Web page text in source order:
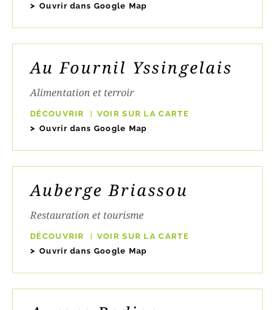
Ouvrir dans Google Map
Au Fournil Yssingelais
Alimentation et terroir
DÉCOUVRIR
VOIR SUR LA CARTE
Ouvrir dans Google Map
Auberge Briassou
Restauration et tourisme
DÉCOUVRIR
VOIR SUR LA CARTE
Ouvrir dans Google Map